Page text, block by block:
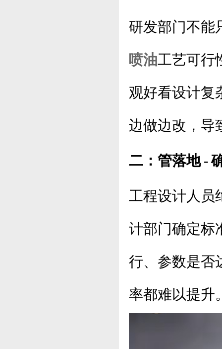
研发部门不能
喷油工艺可行
观好看设计复
边做边改，导
二：管落地 -
工程设计人员
计部门确定标
行、参数是否
率都难以提升